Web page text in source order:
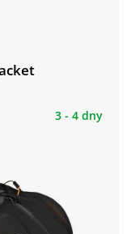
3 - 4 dny